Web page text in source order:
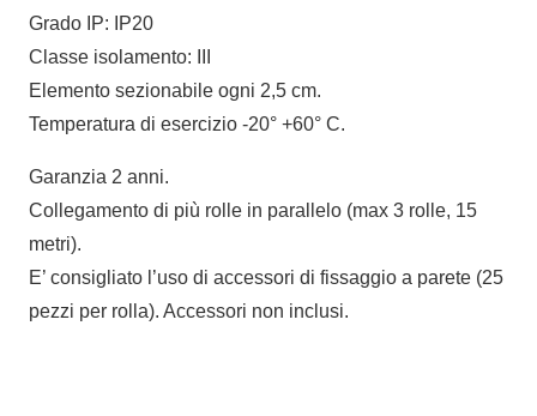
Grado IP: IP20
Classe isolamento: III
Elemento sezionabile ogni 2,5 cm.
Temperatura di esercizio -20° +60° C.
Garanzia 2 anni.
Collegamento di più rolle in parallelo (max 3 rolle, 15
metri).
E’ consigliato l’uso di accessori di fissaggio a parete (25
pezzi per rolla). Accessori non inclusi.